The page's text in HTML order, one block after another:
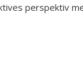
perspektiv